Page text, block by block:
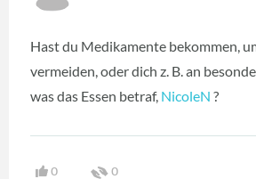
Hast du Medikamente bekommen,
vermeiden, oder dich z. B. an
was das Essen betraf, NicoleN ?
0 0